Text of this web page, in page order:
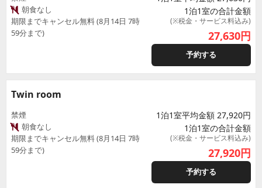
朝食なし
期限までキャンセル無料 (8月14日 7時
59分まで)
1泊1室の合計金額
(※税金・サービス料込み)
27,630円
予約する
Twin room
禁煙
朝食なし
期限までキャンセル無料 (8月14日 7時
59分まで)
1泊1室平均金額 27,920円
1泊1室の合計金額
(※税金・サービス料込み)
27,920円
予約する